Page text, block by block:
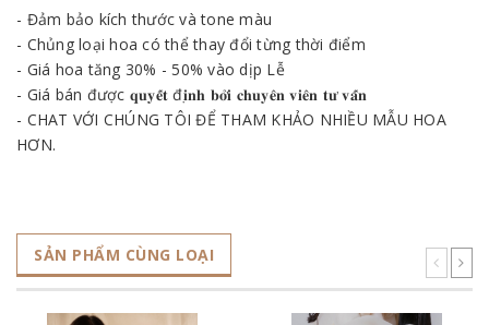
- Đảm bảo kích thước và tone màu
- Chủng loại hoa có thể thay đổi từng thời điểm
- Giá hoa tăng 30% - 50% vào dịp Lễ
- Giá bán được 𝐪𝐮𝐲𝐞̂́𝐭 đ𝐢̣𝐧𝐡 𝐛𝐨̛̉𝐢 𝐜𝐡𝐮𝐲𝐞̂𝐧 𝐯𝐢𝐞̂𝐧 𝐭𝐮̛ 𝐯𝐚̂́𝐧
- CHAT VỚI CHÚNG TÔI ĐỂ THAM KHẢO NHIỀU MẪU HOA
HƠN.
SẢN PHẨM CÙNG LOẠI